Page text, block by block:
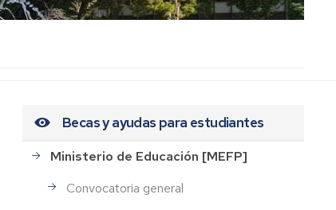
Becas y ayudas para estudiantes
Ministerio de Educación [MEFP]
Convocatoria general